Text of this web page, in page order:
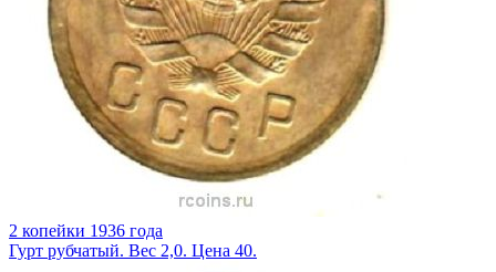
2 копейки 1936 года
Гурт рубчатый. Вес 2,0. Цена 40.